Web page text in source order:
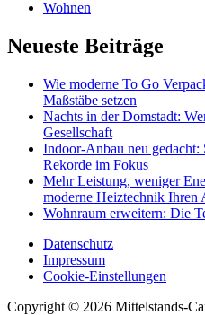
Wohnen
Neueste Beiträge
Wie moderne To Go
Maßstäbe setzen
Nachts in der Domstadt:
Gesellschaft
Indoor-Anbau neu gedacht:
Rekorde im Fokus
Mehr Leistung, weniger
moderne Heiztechnik Ihren
Wohnraum erweitern: Die
Datenschutz
Impressum
Cookie-Einstellungen
Copyright © 2026 Mittelstands-